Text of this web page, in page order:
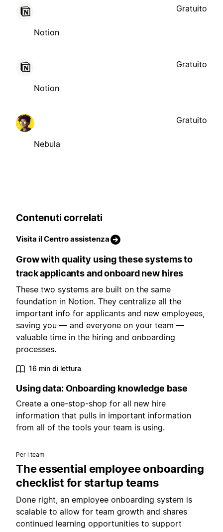
Notion
Gratuito
Notion
Gratuito
Nebula
Gratuito
Contenuti correlati
Visita il Centro assistenza
Grow with quality using these systems to
track applicants and onboard new hires
These two systems are built on the same
foundation in Notion. They centralize all the
important info for applicants and new employees,
saving you — and everyone on your team —
valuable time in the hiring and onboarding
processes.
16 min di lettura
Using data: Onboarding knowledge base
Create a one-stop-shop for all new hire
information that pulls in important information
from all of the tools your team is using.
Per i team
The essential employee onboarding
checklist for startup teams
Done right, an employee onboarding system is
scalable to allow for team growth and shares
continued learning opportunities to support